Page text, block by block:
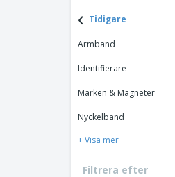
‹ Tidigare
Armband
Identifierare
Märken & Magneter
Nyckelband
+ Visa mer
Filtrera efter